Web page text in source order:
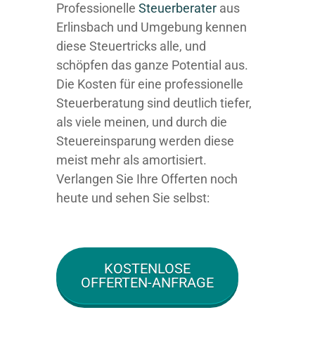
Professionelle Steuerberater aus
Erlinsbach und Umgebung kennen
diese Steuertricks alle, und
schöpfen das ganze Potential aus.
Die Kosten für eine professionelle
Steuerberatung sind deutlich tiefer,
als viele meinen, und durch die
Steuereinsparung werden diese
meist mehr als amortisiert.
Verlangen Sie Ihre Offerten noch
heute und sehen Sie selbst:
KOSTENLOSE
OFFERTEN-ANFRAGE